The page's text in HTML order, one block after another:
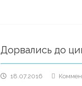
Дорвались до
18.07.2016